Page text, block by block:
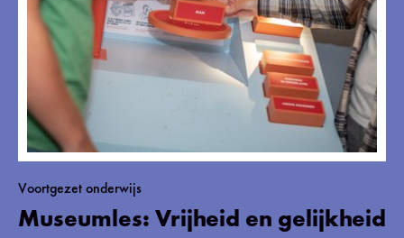
Museumles: Vrijheid en gelijkheid
Voortgezet onderwijs